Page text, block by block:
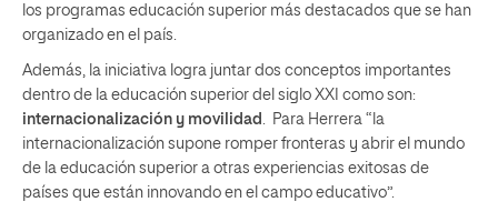
los programas educación superior más destacados que se han
organizado en el país.
Además, la iniciativa logra juntar dos conceptos importantes
dentro de la educación superior del siglo XXI como son:
internacionalización y movilidad
. Para Herrera “la
internacionalización supone romper fronteras y abrir el mundo
de la educación superior a otras experiencias exitosas de
países que están innovando en el campo educativo”.